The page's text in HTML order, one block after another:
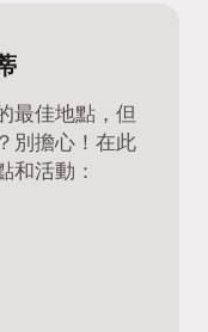
最佳地點，但
別擔心！在此
和活動：